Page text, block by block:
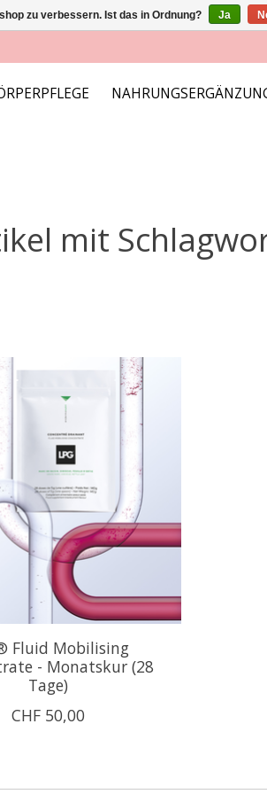
mit
Fluid Mobilising
- Monatskur (28
Tage)
CHF 50,00
zu verbessern. Ist das in Ordnung? Ja